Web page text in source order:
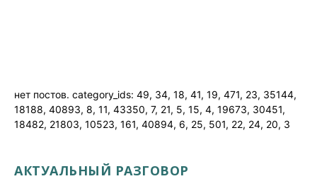
нет постов. category_ids: 49, 34, 18, 41, 19, 471, 23, 35144,
18188, 40893, 8, 11, 43350, 7, 21, 5, 15, 4, 19673, 30451,
18482, 21803, 10523, 161, 40894, 6, 25, 501, 22, 24, 20, 3
АКТУАЛЬНЫЙ РАЗГОВОР